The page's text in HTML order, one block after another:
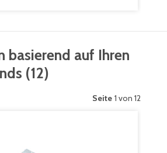
basierend auf Ihren
(12)
Seite 1 von 12